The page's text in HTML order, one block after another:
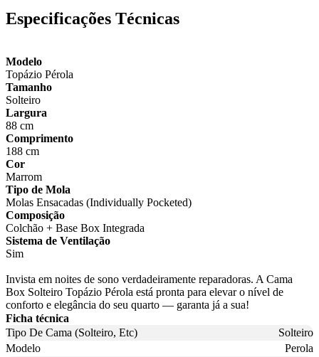
Especificações Técnicas
Modelo
Topázio Pérola
Tamanho
Solteiro
Largura
88 cm
Comprimento
188 cm
Cor
Marrom
Tipo de Mola
Molas Ensacadas (Individually Pocketed)
Composição
Colchão + Base Box Integrada
Sistema de Ventilação
Sim
Invista em noites de sono verdadeiramente reparadoras. A Cama
Box Solteiro Topázio Pérola está pronta para elevar o nível de
conforto e elegância do seu quarto — garanta já a sua!
Ficha técnica
Tipo De Cama (Solteiro, Etc)
Solteiro
Modelo
Perola